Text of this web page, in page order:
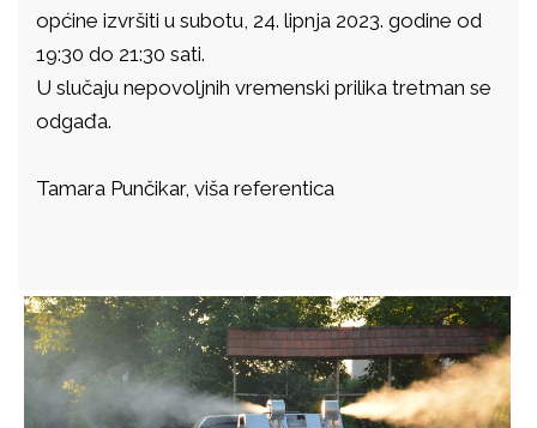
općine izvršiti u subotu, 24. lipnja 2023. godine od
19:30 do 21:30 sati.
U slučaju nepovoljnih vremenski prilika tretman se
odgađa.
Tamara Punčikar, viša referentica